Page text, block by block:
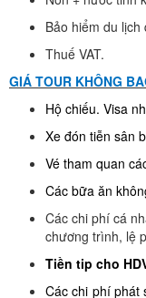
Bảo hiểm du lịch
Thuế VAT.
GIÁ TOUR KHÔNG
Hộ chiếu. Visa
Xe đón tiễn sân
Vé tham quan
Các bữa ăn
Các chi phí cá
chương trình, lệ
Tiền tip cho
Các chi phí phát